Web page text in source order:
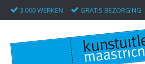
3.000 WERKEN GRATIS BEZORGING